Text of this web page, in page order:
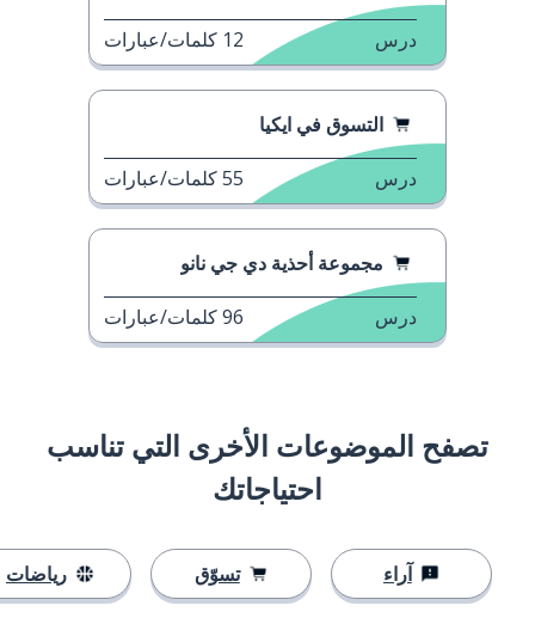
درس 12 كلمات/عبارات
التسوق في ايكيا
درس 55كلمات/عبارات
مجموعة أحذية دي جي نانو
درس 96كلمات/عبارات
تصفح الموضوعات الأخرى التي تناسب
احتياجاتك
آراء تسوّق رياضات